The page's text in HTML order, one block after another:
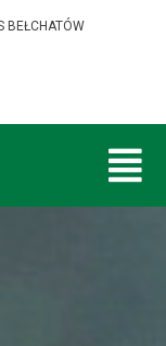
BEŁCHATÓW